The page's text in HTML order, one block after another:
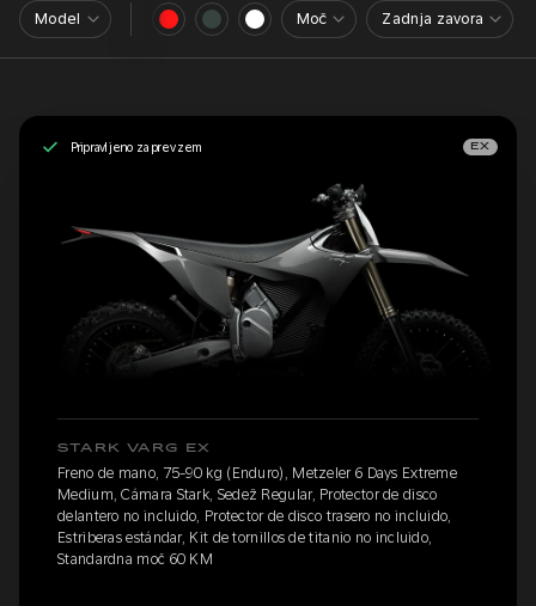
Model Moč Zadnja zavora
Pripravljeno za prevzem EX
STARK VARG EX
Freno de mano, 75-90 kg (Enduro), Metzeler 6 Days Extreme
Medium, Cámara Stark, Sedež Regular, Protector de disco
delantero no incluido, Protector de disco trasero no incluido,
Estriberas estándar, Kit de tornillos de titanio no incluido,
Standardna moč 60 KM